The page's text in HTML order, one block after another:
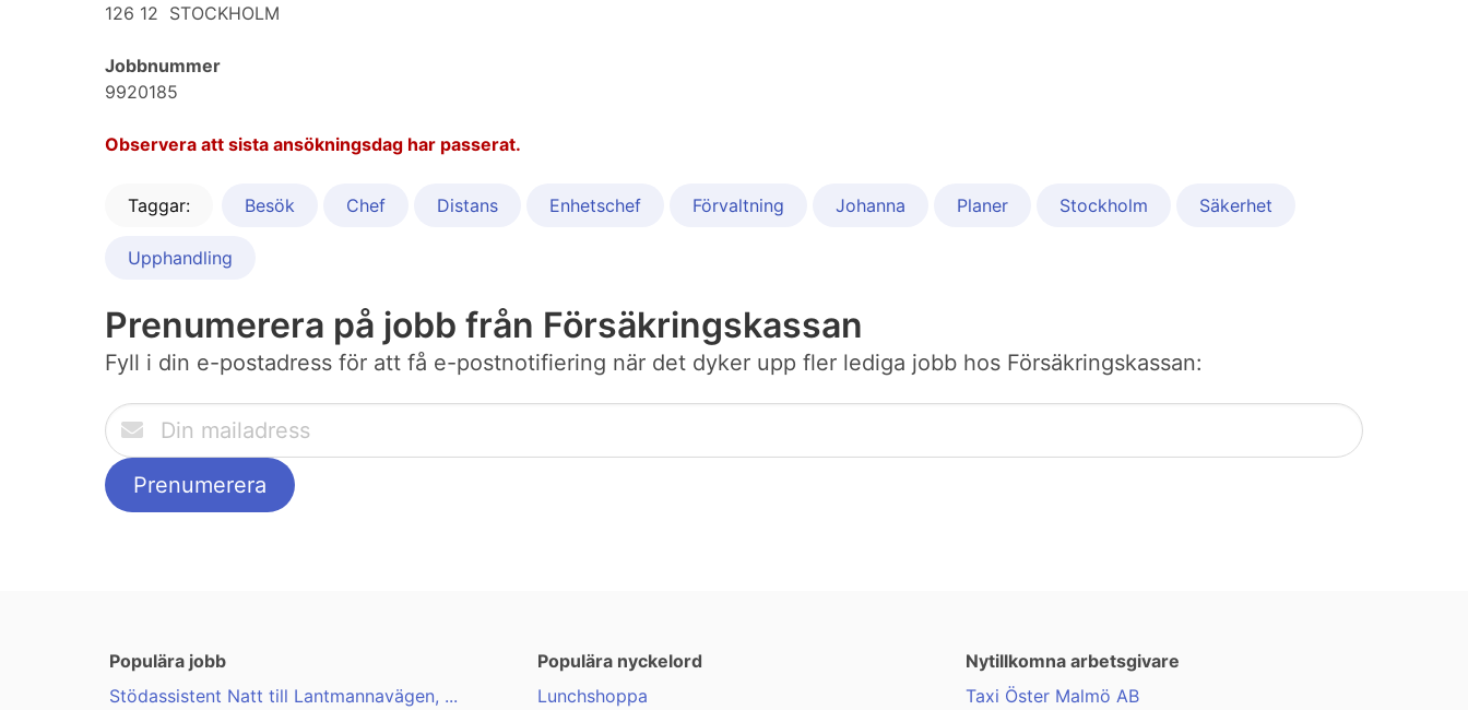
126 12 STOCKHOLM
Jobbnummer
9920185
Observera att sista ansökningsdag har passerat.
Taggar: Besök Chef Distans Enhetschef Förvaltning Johanna Planer Stockholm Säkerhet
Upphandling
Prenumerera på jobb från Försäkringskassan
Fyll i din e-postadress för att få e-postnotifiering när det dyker upp fler lediga jobb hos Försäkringskassan:
Populära jobb
Stödassistent Natt till Lantmannavägen, ...
Populära nyckelord
Lunchshoppa
Nytillkomna arbetsgivare
Taxi Öster Malmö AB